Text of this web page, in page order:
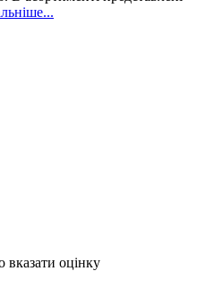
вказати оцінку